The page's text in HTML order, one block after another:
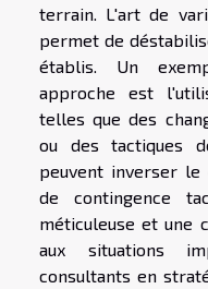
terrain. L'art de
permet de
établis. Un
approche est
telles que des
ou des tactiques
peuvent inverser le
de contingence
méticuleuse et une
aux situations
consultants en